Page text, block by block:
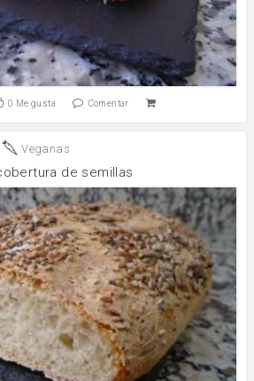
0 Me gusta Comentar
Veganas
de semillas